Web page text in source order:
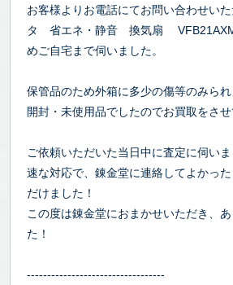
お客様よりお電話にてお問い合わせい
タ 省エネ・静音 換気扇
めご自宅まで伺いました。
保管品のため外箱に多少の傷等のみら
開封・未使用品でしたのでお買取をさせ
ご依頼いただいた当日中に査定に伺い
速な対応で、錬金堂に連絡してよかっ
だけました！
この度は錬金堂におまかせいただき、
た！
----------------------------------